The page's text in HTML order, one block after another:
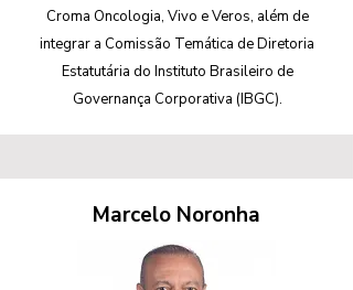
Croma Oncologia, Vivo e Veros, além de
integrar a Comissão Temática de Diretoria
Estatutária do Instituto Brasileiro de
Governança Corporativa (IBGC).
Marcelo Noronha